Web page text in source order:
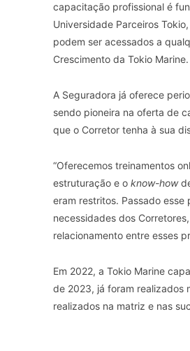
capacitação profissional é
Universidade Parceiros
podem ser acessados a
Crescimento da Tokio Marine.
A Seguradora já oferece
sendo pioneira na oferta de
que o Corretor tenha à sua
“Oferecemos treinamentos
estruturação e o know-how
eram restritos. Passado
necessidades dos
relacionamento entre esses
Em 2022, a Tokio Marine
de 2023, já foram realizados
realizados na matriz e nas